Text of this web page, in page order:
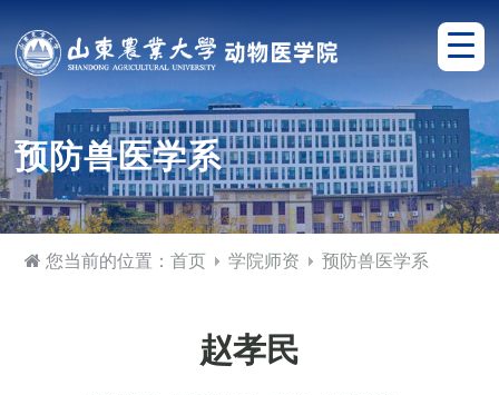
预防兽医学系
您当前的位置： 首页 学院师资 预防兽医学系
赵孝民